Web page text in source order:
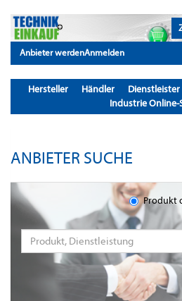
Anbieter werdenAnmelden
Hersteller Händler Dienstleister
Industrie Online-
ANBIETER SUCHE
Produkt